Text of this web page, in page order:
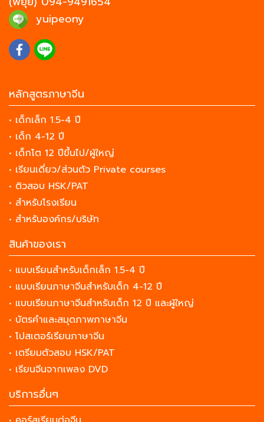
yuipeony
หลักสูตรภาษาจีน
• เด็กเล็ก 1.5-4 ปี
• เด็ก 4-12 ปี
• เด็กโต 12 ปีขึ้นไป/ผู้ใหญ่
• เรียนเดี่ยว/ส่วนตัว Private courses
• ติวสอบ HSK/PAT
• สำหรับโรงเรียน
• สำหรับองค์กร/บริษัท
สินค้าของเรา
• แบบเรียนสำหรับเด็กเล็ก 1.5-4 ปี
• แบบเรียนภาษาจีนสำหรับเด็ก 4-12 ปี
• แบบเรียนภาษาจีนสำหรับเด็ก 12 ปี และผู้ใหญ่
• บัตรคำและสมุดภาพภาษาจีน
• โปสเตอร์เรียนภาษาจีน
• เตรียมตัวสอบ HSK/PAT
• เรียนจีนจากเพลง DVD
บริการอื่นๆ